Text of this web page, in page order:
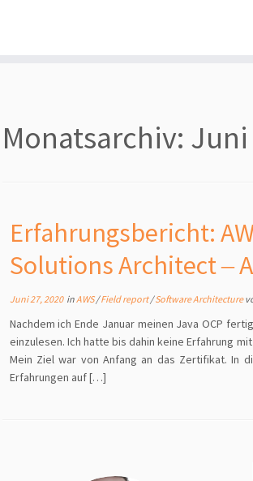
Monatsarchiv: Juni
Erfahrungsbericht:
Solutions Architect ‒
Juni 27, 2020inAWS/Field report/Software Architecture
Nachdem ich Ende Januar meinen Java OCP
einzulesen. Ich hatte bis dahin keine Erfahrung
Mein Ziel war von Anfang an das Zertifikat. In
Erfahrungen auf […]